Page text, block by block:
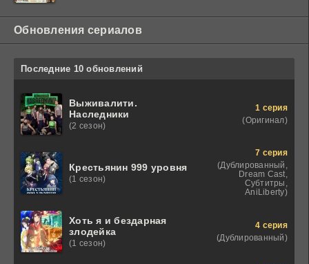
Обновления сериалов
Последние 10 обновлений
Выживалити.
Наследники
(2 сезон)
1 серия
(Оригинал)
Крестьянин 999 уровня
(1 сезон)
7 серия
(Дублированный,
Dream Cast,
Субтитры,
AniLiberty)
Хоть я и бездарная
злодейка
(1 сезон)
4 серия
(Дублированный)